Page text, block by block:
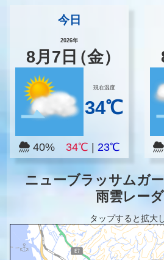
今日
2026年
8月 7 日（金）
現在温度
34℃
40% 34℃ 23℃
ニューブラッサムガ
雨雲レー
タップすると拡大